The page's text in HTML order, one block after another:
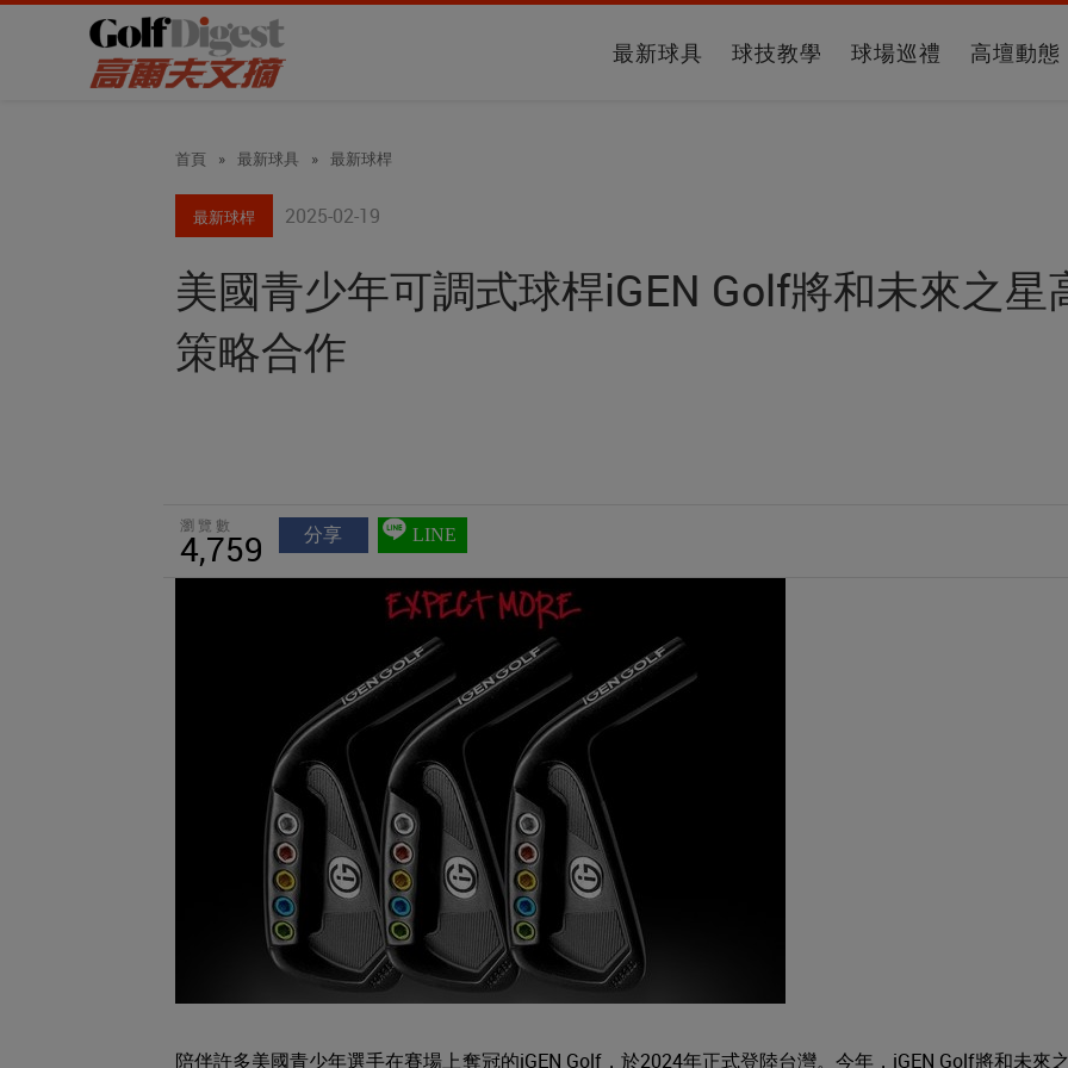
最新球具 球技教學 球場巡禮 高壇動態
首頁 » 最新球具 » 最新球桿
最新球桿 2025-02-19
美國青少年可調式球桿iGEN Golf將和未來之星
策略合作
瀏覽數
4,759 分享 LINE
陪伴許多美國青少年選手在賽場上奪冠的iGEN Golf，於2024年正式登陸台灣。今年，iGEN Golf將和未來